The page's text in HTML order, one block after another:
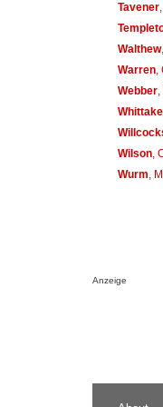
Tavener
Walthew
Warren,
Webber,
Wilson,
Wurm ,
Anzeige